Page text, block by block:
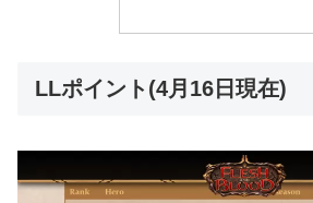
LLポイント(4月16日現在)